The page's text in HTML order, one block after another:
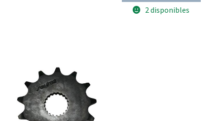
del
2 disponibles